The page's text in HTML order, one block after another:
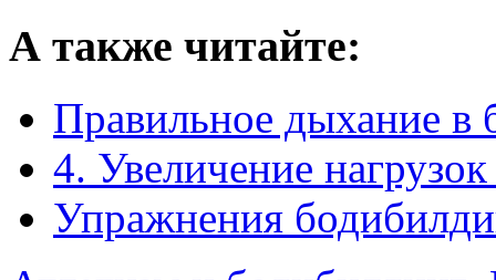
А также читайте:
Правильное дыхание в
4. Увеличение
Упражнения